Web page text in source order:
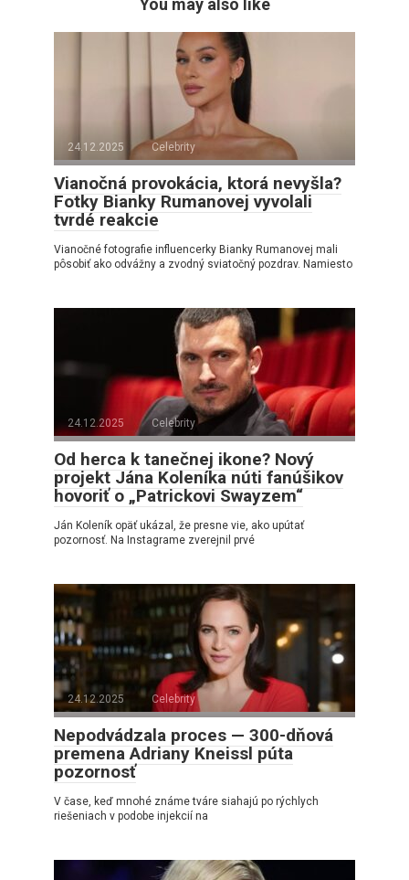
You may also like
24.12.2025 Celebrity
Vianočná provokácia, ktorá nevyšla?
Fotky Bianky Rumanovej vyvolali
tvrdé reakcie
Vianočné fotografie influencerky Bianky Rumanovej mali
pôsobiť ako odvážny a zvodný sviatočný pozdrav. Namiesto
24.12.2025 Celebrity
Od herca k tanečnej ikone? Nový
projekt Jána Koleníka núti fanúšikov
hovoriť o „Patrickovi Swayzem“
Ján Koleník opäť ukázal, že presne vie, ako upútať
pozornosť. Na Instagrame zverejnil prvé
24.12.2025 Celebrity
Nepodvádzala proces — 300-dňová
premena Adriany Kneissl púta
pozornosť
V čase, keď mnohé známe tváre siahajú po rýchlych
riešeniach v podobe injekcií na